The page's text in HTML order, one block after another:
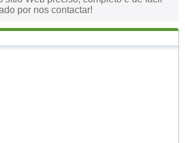
por nos contactar!